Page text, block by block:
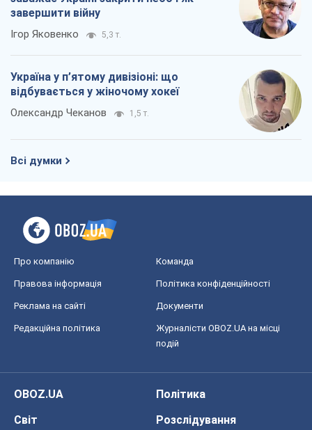
завершити війну
Ігор Яковенко 5,3 т.
Україна у п’ятому дивізіоні: що
відбувається у жіночому хокеї
Олександр Чеканов 1,5 т.
Всі думки
Про компанію Команда
Правова інформація Політика конфіденційності
Реклама на сайті Документи
Редакційна політика
Журналісти OBOZ.UA на місці
подій
OBOZ.UA
Політика
Світ
Розслідування